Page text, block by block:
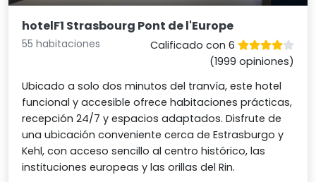
hotelF1 Strasbourg Pont de l'Europe
55 habitaciones
Calificado con 6
(1999 opiniones)
Ubicado a solo dos minutos del tranvía, este hotel
funcional y accesible ofrece habitaciones prácticas,
recepción 24/7 y espacios adaptados. Disfrute de
una ubicación conveniente cerca de Estrasburgo y
Kehl, con acceso sencillo al centro histórico, las
instituciones europeas y las orillas del Rin.